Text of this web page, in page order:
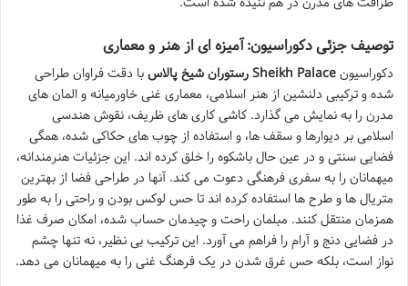
توصیف جزئی دکوراسیون: آمیزه ای از هنر و معماری
دکوراسیونرستوران شیخ پالاس Sheikh Palace
با دقت فراوان طراحی
شده و ترکیبی دلنشین از هنر اسلامی، معماری غنی خاورمیانه و المان های
مدرن را به نمایش می گذارد. کاشی کاری های ظریف، نقوش هندسی
اسلامی بر دیوارها و سقف ها، و استفاده از چوب های حکاکی شده، همگی
فضایی سنتی و در عین حال باشکوه را خلق کرده اند. این جزئیات هنرمندانه،
میهمانان را به سفری فرهنگی دعوت می کند. آنها در طراحی فضا از بهترین
متریال ها و طرح ها استفاده کرده اند تا حس لوکس بودن و راحتی را به طور
همزمان منتقل کنند. مبلمان راحت و چیدمان حساب شده، امکان صرف غذا
در فضایی دنج و آرام را فراهم می آورد. این ترکیب بی نظیر، نه تنها چشم
نواز است، بلکه حس غرق شدن در یک فرهنگ غنی را به میهمانان می دهد.